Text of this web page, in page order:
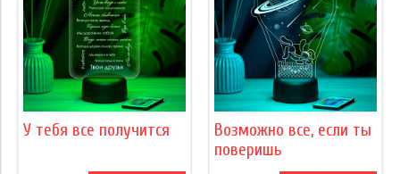
У тебя все получится
Возможно все, если ты
поверишь